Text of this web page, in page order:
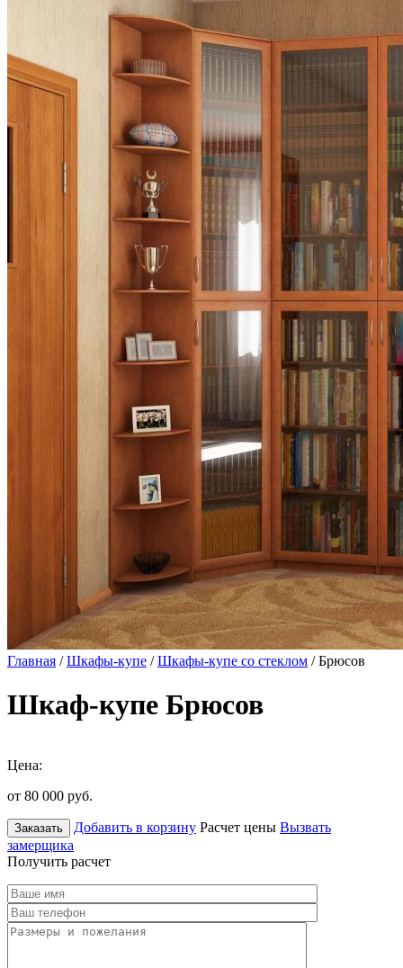
Главная /Шкафы-купе /Шкафы-купе со стеклом / Брюсов
Шкаф-купе Брюсов
Цена:
от 80 000 руб.
Заказать Добавить в корзину Расчет цены Вызвать
замерщика
Получить расчет